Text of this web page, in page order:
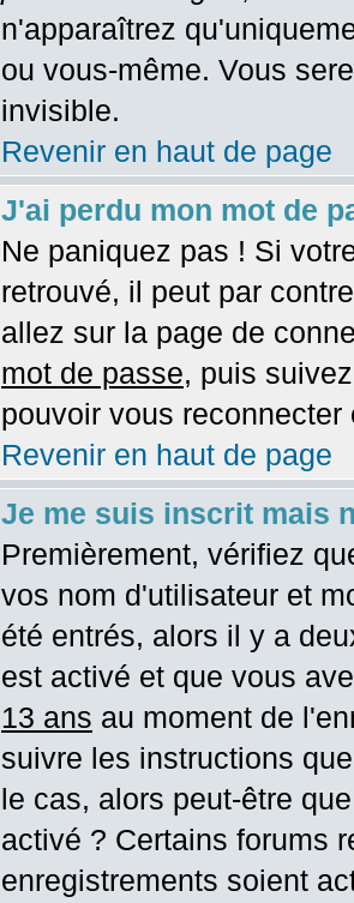
n'apparaîtrez
ou vous-même. Vous
invisible.
Revenir en haut de page
J'ai perdu mon mot de
Ne paniquez pas ! Si
retrouvé, il peut par
allez sur la page de
mot de passe, puis
pouvoir vous
Revenir en haut de page
Je me suis inscrit mais
Premièrement, vérifiez
vos nom d'utilisateur et
été entrés, alors il y a
est activé et que vous
13 ans au moment de
suivre les instructions
le cas, alors peut-être
activé ? Certains forums
enregistrements soient